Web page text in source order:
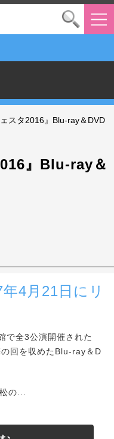
ェスタ2016』Blu-ray＆DVD
』Blu-ray＆
4月21日にリ
全3公演開催された
の回を収めたBlu-ray＆D
の...